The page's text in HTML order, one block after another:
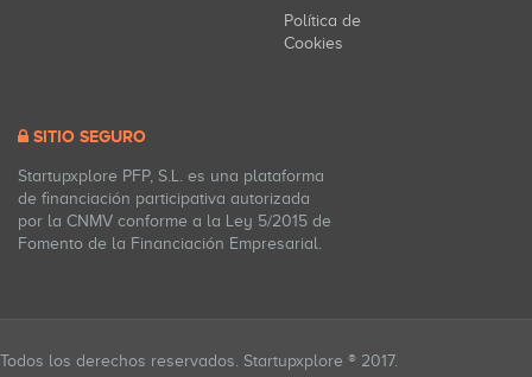
Política de
Cookies
SITIO SEGURO
Startupxplore PFP, S.L. es una plataforma
de financiación participativa autorizada
por la CNMV conforme a la Ley 5/2015 de
Fomento de la Financiación Empresarial.
Todos los derechos reservados. Startupxplore ® 2017.